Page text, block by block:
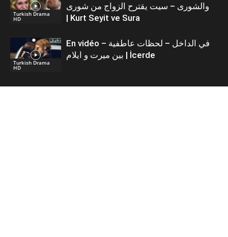
Turkish Drama
HD
والشورى – سيت يقترح الزواج من شورى
| Kurt Seyit ve Sura
Turkish Drama
HD
En vidéo – في الداخل – لحظات عاطفية
بين ميرت و ايلام | İcerde